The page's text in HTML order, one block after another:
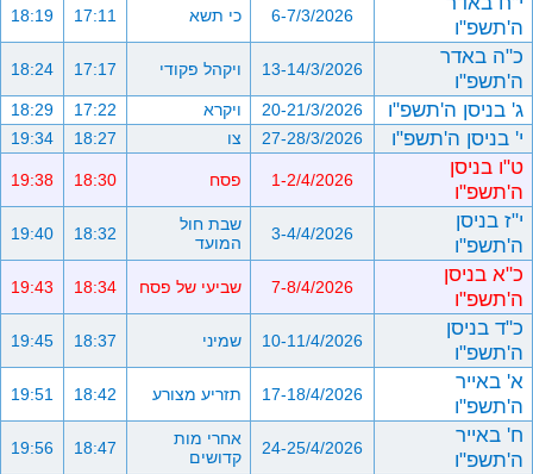
ה'תשפ"ו
6-7/3/2026 כי תשא 17:11
18:19
כ"ה באדר
ה'תשפ"ו
13-14/3/2026 ויקהל פקודי 17:17
18:24
ג' בניסן ה'תשפ"ו 20-21/3/2026 ויקרא 17:22
18:29
י' בניסן ה'תשפ"ו 27-28/3/2026 צו 18:27
19:34
ט"ו בניסן
ה'תשפ"ו
1-2/4/2026 פסח 18:30
19:38
י"ז בניסן
ה'תשפ"ו
3-4/4/2026
שבת חול
המועד
18:32
19:40
כ"א בניסן
ה'תשפ"ו
7-8/4/2026 שביעי של פסח 18:34
19:43
כ"ד בניסן
ה'תשפ"ו
10-11/4/2026 שמיני 18:37
19:45
א' באייר
ה'תשפ"ו
17-18/4/2026 תזריע מצורע 18:42
19:51
ח' באייר
ה'תשפ"ו
24-25/4/2026
אחרי מות
קדושים
18:47
19:56